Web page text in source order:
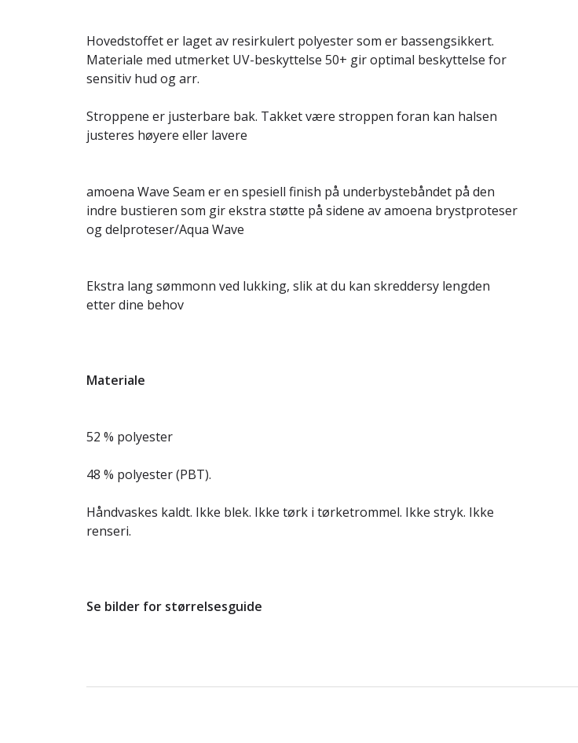
Hovedstoffet er laget av resirkulert polyester som er bassengsikkert.
Materiale med utmerket UV-beskyttelse 50+ gir optimal beskyttelse for
sensitiv hud og arr.
Stroppene er justerbare bak. Takket være stroppen foran kan halsen
justeres høyere eller lavere
amoena Wave Seam er en spesiell finish på underbystebåndet på den
indre bustieren som gir ekstra støtte på sidene av amoena brystproteser
og delproteser/Aqua Wave
Ekstra lang sømmonn ved lukking, slik at du kan skreddersy lengden
etter dine behov
Materiale
52 % polyester
48 % polyester (PBT).
Håndvaskes kaldt. Ikke blek. Ikke tørk i tørketrommel. Ikke stryk. Ikke
renseri.
Se bilder for størrelsesguide